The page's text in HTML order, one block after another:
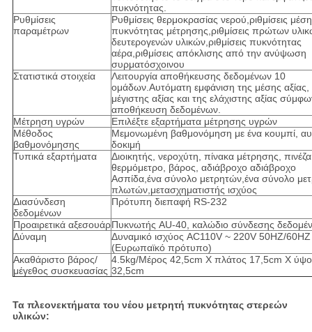
πυκνότητας.
Ρυθμίσεις
παραμέτρων
Ρυθμίσεις θερμοκρασίας νερού,ριθμίσεις
πυκνότητας μέτρησης,ριθμίσεις πρώτων
δευτερογενών υλικών,ριθμίσεις πυκνότητας
αέρα,ριθμίσεις απόκλισης από την ανύψωση
συρματόσχοινου
Στατιστικά στοιχεία
Λειτουργία αποθήκευσης δεδομένων 10
ομάδων.Αυτόματη εμφάνιση της μέσης αξίας,
μέγιστης αξίας και της ελάχιστης αξίας
αποθήκευση δεδομένων.
Μέτρηση υγρών
Επιλέξτε εξαρτήματα μέτρησης υγρών
Μέθοδος
βαθμονόμησης
Μεμονωμένη βαθμονόμηση με ένα κουμπί,
δοκιμή
Τυπικά εξαρτήματα
Διοικητής, νεροχύτη, πίνακα μέτρησης,
θερμόμετρο, βάρος, αδιάβροχο αδιάβροχο
Ασπίδα,ένα σύνολο μετρητών,ένα σύνολο
πλωτών,μετασχηματιστής ισχύος
Διασύνδεση
δεδομένων
Πρότυπη διεπαφή RS-232
Προαιρετικά αξεσουάρΠυκνωτής AU-40, καλώδιο σύνδεσης
Δύναμη
Δυναμικό ισχύος AC110V ~ 220V 50HZ/60HZ
(Ευρωπαϊκό πρότυπο)
Ακαθάριστο βάρος/
μέγεθος συσκευασίας
4.5kg/Μέρος 42,5cm X πλάτος 17,5cm X
32,5cm
Τα πλεονεκτήματα του νέου μετρητή πυκνότητας στερεών
υλικών: